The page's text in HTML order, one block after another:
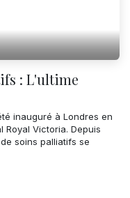
: L'ultime
inauguré à Londres en
Royal Victoria. Depuis
soins palliatifs se